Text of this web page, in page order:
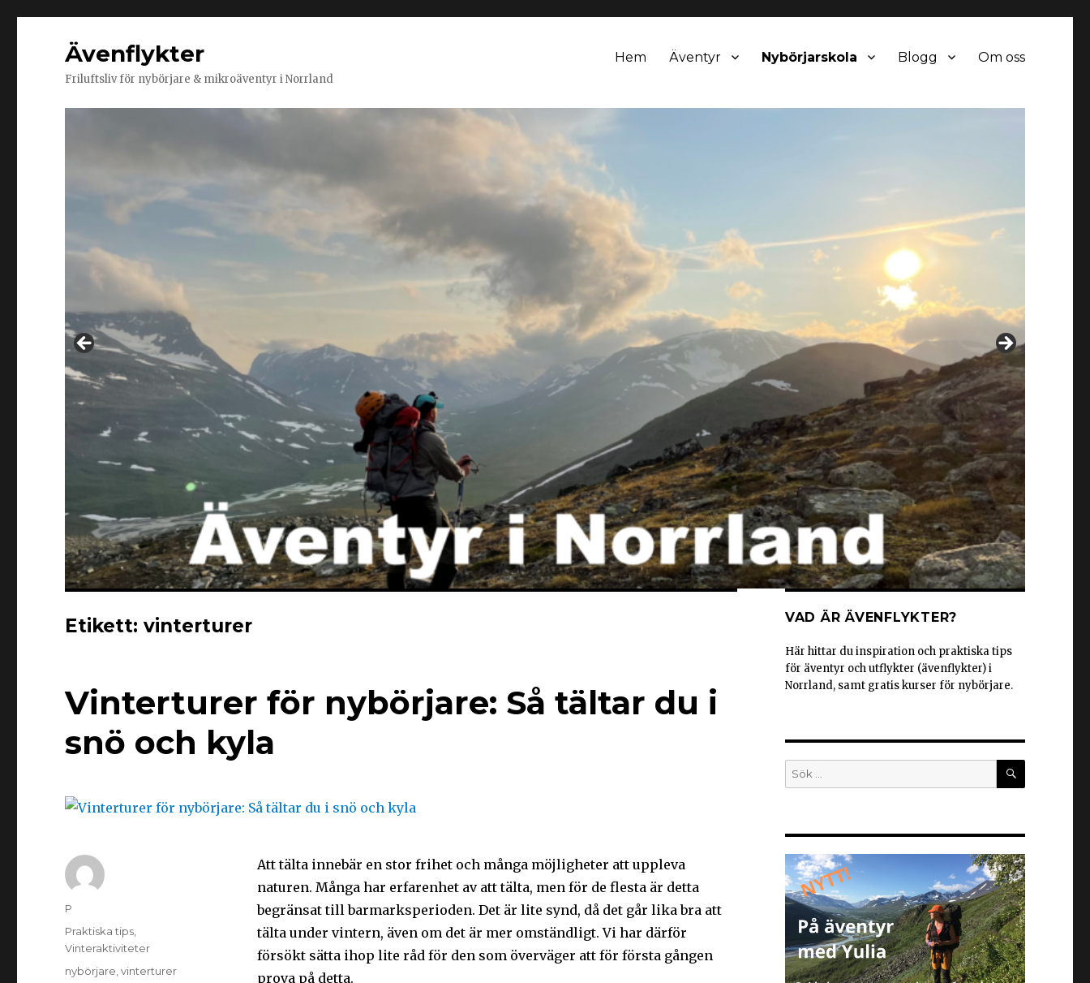
Ävenflykter
Friluftsliv för nybörjare & mikroäventyr i Norrland
Hem Äventyr Nybörjarskola Blogg Om oss
Etikett:vinterturer
Vinterturer för nybörjare: Så tältar du i
snö och kyla
Att tälta innebär en stor frihet och många möjligheter att uppleva
naturen. Många har erfarenhet av att tälta, men för de flesta är detta
begränsat till barmarksperioden. Det är lite synd, då det går lika bra att
tälta under vintern, även om det är mer omständligt. Vi har därför
försökt sätta ihop lite råd för den som överväger att för första gången
prova på detta.
P
Praktiska tips
Vinteraktiviteter
nybörjare ,vinterturer
VAD ÄR ÄVENFLYKTER?
Här hittar du inspiration och praktiska tips
för äventyr och utflykter (ävenflykter) i
Norrland, samt gratis kurser för nybörjare.